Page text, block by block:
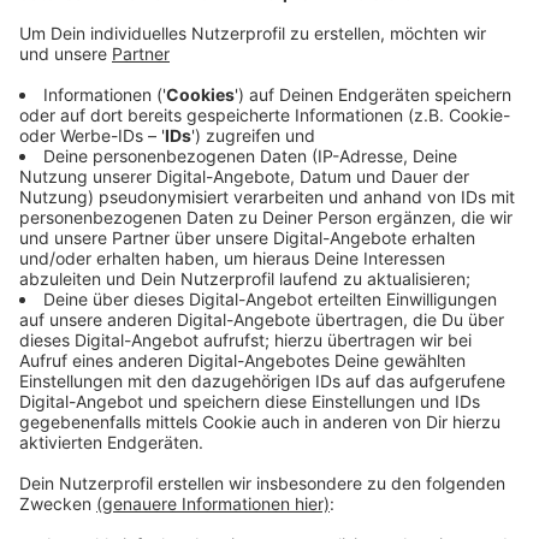
Interviews über Themen, wie Gleichberechtigung und
ethnische Vielfalt, sowie Informationen zur
Berufsorientierung. Außerdem soll der Kalender
Mädchen über das Thema Diversität aufklären. Der
Kalender richtet sich an 14 bis 18- jährige
Schülerinnen. Er ist vor allem für Mädchen gedacht, da
diese bei der Berufsorientierung laut Kreis mehr
Beratungsbedarf haben.Rund 2.000 Exemplare werden
in den kommenden Tagen kostenlos an allen
weiterführenden Schulen im Kreis Euskirchen verteilt.
Anzeige